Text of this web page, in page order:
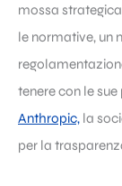
mossa
le normative, un
tenere con le
Anthropic, la
per la